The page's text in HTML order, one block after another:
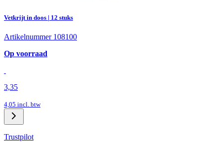
Vetkrijt in doos | 12 stuks
Artikelnummer 108100
Op voorraad
3,35
4,05 incl. btw
Trustpilot